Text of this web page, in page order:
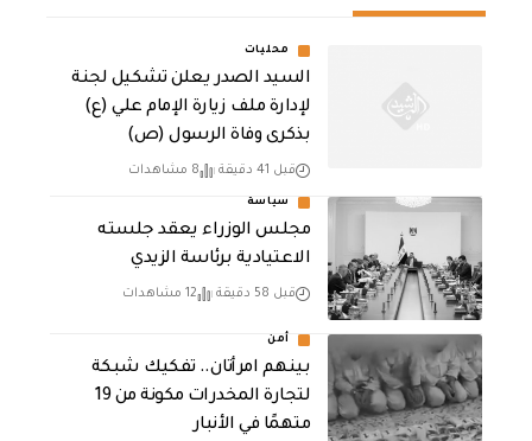
محليات
السيد الصدر يعلن تشكيل لجنة
لإدارة ملف زيارة الإمام علي (ع)
بذكرى وفاة الرسول (ص)
قبل 41 دقيقة 8 مشاهدات
سياسة
مجلس الوزراء يعقد جلسته
الاعتيادية برئاسة الزيدي
قبل 58 دقيقة 12 مشاهدات
أمن
بينهم امرأتان.. تفكيك شبكة
لتجارة المخدرات مكونة من 19
متهمًا في الأنبار